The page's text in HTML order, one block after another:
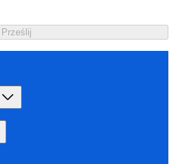
Prześlij